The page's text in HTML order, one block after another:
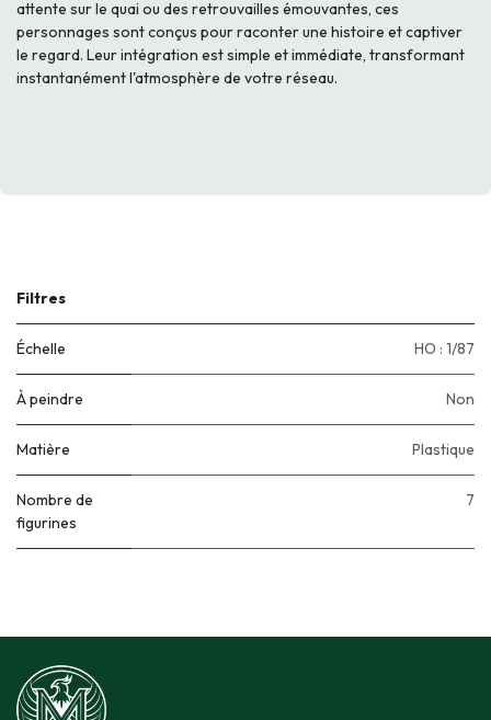
attente sur le quai ou des retrouvailles émouvantes, ces
personnages sont conçus pour raconter une histoire et captiver
le regard. Leur intégration est simple et immédiate, transformant
instantanément l'atmosphère de votre réseau.
Filtres
Échelle HO : 1/87
À peindre Non
Matière Plastique
Nombre de
figurines
7